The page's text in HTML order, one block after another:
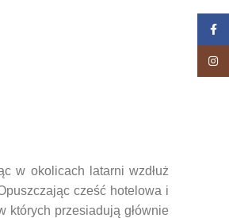
w okolicach latarni wzdłuż
cześć hotelowa i
przesiadują głównie